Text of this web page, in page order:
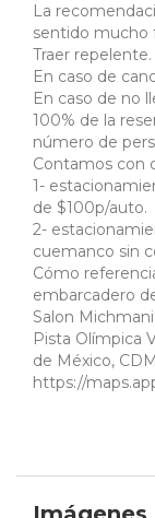
La
sentido mucho
Traer repelente.
En caso de
En caso de no
100% de la
número de
Contamos con
1-
de $100p/auto.
2-
cuemanco sin
Cómo
embarcadero
Salon Michmani
Pista Olímpica
de México,
https://